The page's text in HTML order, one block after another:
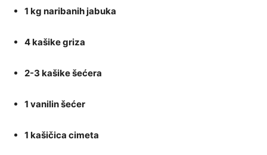
1 kg naribanih jabuka
4 kašike griza
2-3 kašike šećera
1 vanilin šećer
1 kašičica cimeta